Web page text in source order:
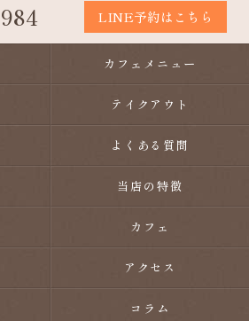
LINE予約はこちら
カフェメニュー
テイクアウト
よくある質問
当店の特徴
カフェ
アクセス
コラム